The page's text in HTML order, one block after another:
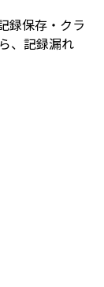
録保存・クラ
、記録漏れ